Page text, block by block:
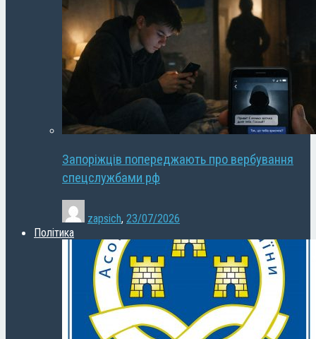
Запоріжців попереджають про вербування
спецслужбами рф
zapsich, 23/07/2026
Політика